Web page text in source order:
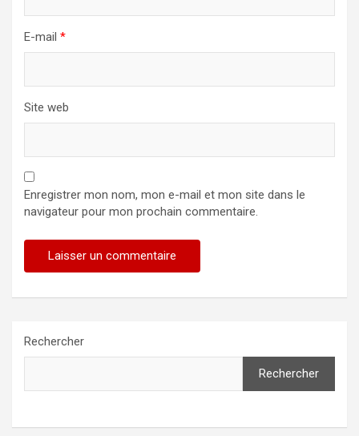
E-mail *
Site web
Enregistrer mon nom, mon e-mail et mon site dans le
navigateur pour mon prochain commentaire.
Rechercher
Rechercher